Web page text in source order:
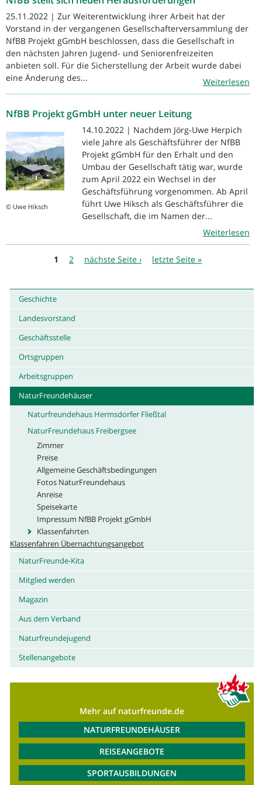
25.11.2022 | Zur Weiterentwicklung ihrer Arbeit hat der
Vorstand in der vergangenen Gesellschafterversammlung der
NfBB Projekt gGmbH beschlossen, dass die Gesellschaft in
den nächsten Jahren Jugend- und Seniorenfreizeiten
anbieten soll. Für die Sicherstellung der Arbeit wurde dabei
eine Änderung des...
Weiterlesen
NfBB Projekt gGmbH unter neuer Leitung
© Uwe Hiksch
14.10.2022 | Nachdem Jörg-Uwe Herpich
viele Jahre als Geschäftsführer der NfBB
Projekt gGmbH für den Erhalt und den
Umbau der Gesellschaft tätig war, wurde
zum April 2022 ein Wechsel in der
Geschäftsführung vorgenommen. Ab April
führt Uwe Hiksch als Geschäftsführer die
Gesellschaft, die im Namen der...
Weiterlesen
1 2 nächste Seite › letzte Seite »
Geschichte
Landesvorstand
Geschäftsstelle
Ortsgruppen
Arbeitsgruppen
NaturFreundehäuser
Naturfreundehaus Hermsdorfer Fließtal
NaturFreundehaus Freibergsee
Zimmer
Preise
Allgemeine Geschäftsbedingungen
Fotos NaturFreundehaus
Anreise
Speisekarte
Impressum NfBB Projekt gGmbH
Klassenfahrten
Klassenfahren Übernachtungsangebot
NaturFreunde-Kita
Mitglied werden
Magazin
Aus dem Verband
Naturfreundejugend
Stellenangebote
Mehr auf naturfreunde.de
NATURFREUNDEHÄUSER
REISEANGEBOTE
SPORTAUSBILDUNGEN